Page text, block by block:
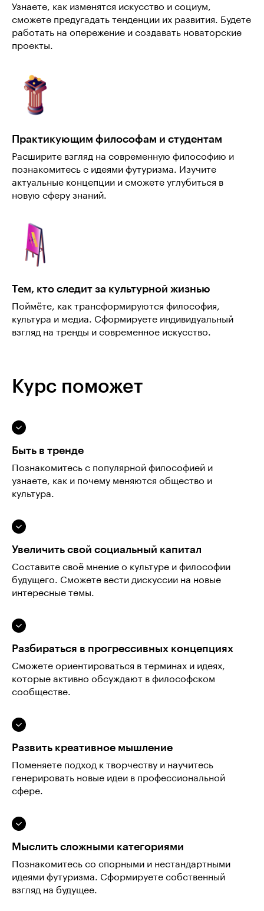
Узнаете, как изменятся искусство и социум,
сможете предугадать тенденции их развития. Будете
работать на опережение и создавать новаторские
проекты.
Практикующим философам и студентам
Расширите взгляд на современную философию и
познакомитесь с идеями футуризма. Изучите
актуальные концепции и сможете углубиться в
новую сферу знаний.
Тем, кто следит за культурной жизнью
Поймёте, как трансформируются философия,
культура и медиа. Сформируете индивидуальный
взгляд на тренды и современное искусство.
Курс поможет
Быть в тренде
Познакомитесь с популярной философией и
узнаете, как и почему меняются общество и
культура.
Увеличить свой социальный капитал
Составите своё мнение о культуре и философии
будущего. Сможете вести дискуссии на новые
интересные темы.
Разбираться в прогрессивных концепциях
Сможете ориентироваться в терминах и идеях,
которые активно обсуждают в философском
сообществе.
Развить креативное мышление
Поменяете подход к творчеству и научитесь
генерировать новые идеи в профессиональной
сфере.
Мыслить сложными категориями
Познакомитесь со спорными и нестандартными
идеями футуризма. Сформируете собственный
взгляд на будущее.